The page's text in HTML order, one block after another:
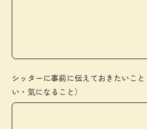
シッターに事前に伝えておきたいこ
い・気になること）